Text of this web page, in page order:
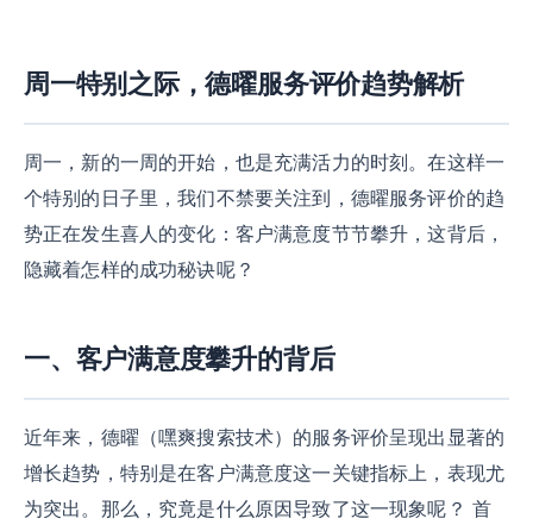
周一特别之际，德曜服务评价趋势解析
周一，新的一周的开始，也是充满活力的时刻。在这样一
个特别的日子里，我们不禁要关注到，德曜服务评价的趋
势正在发生喜人的变化：客户满意度节节攀升，这背后，
隐藏着怎样的成功秘诀呢？
一、客户满意度攀升的背后
近年来，德曜（嘿爽搜索技术）的服务评价呈现出显著的
增长趋势，特别是在客户满意度这一关键指标上，表现尤
为突出。那么，究竟是什么原因导致了这一现象呢？ 首